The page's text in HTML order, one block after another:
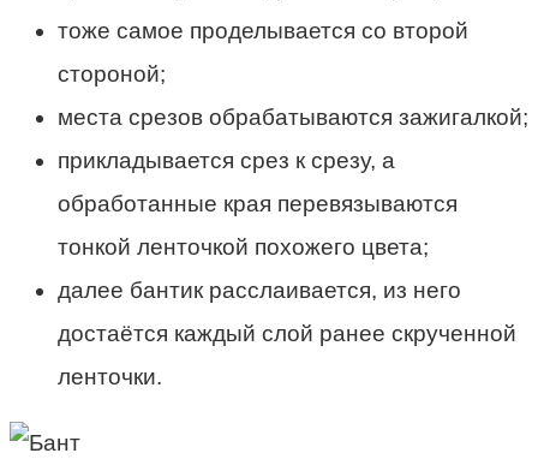
тоже самое проделывается со второй
стороной;
места срезов обрабатываются зажигалкой;
прикладывается срез к срезу, а
обработанные края перевязываются
тонкой ленточкой похожего цвета;
далее бантик расслаивается, из него
достаётся каждый слой ранее скрученной
ленточки.